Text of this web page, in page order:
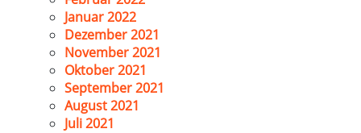
Januar 2022
Dezember 2021
November 2021
Oktober 2021
September 2021
August 2021
Juli 2021